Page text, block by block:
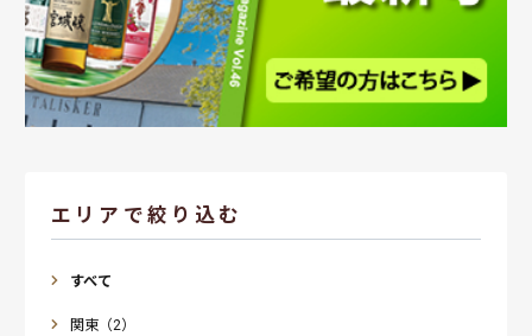
エリアで絞り込む
すべて
関東（2）